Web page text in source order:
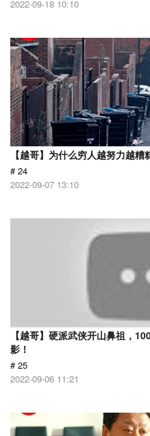
2022-09-18 10:10
【越哥】为什么穷人越努力越
# 24
2022-09-07 13:10
【越哥】硬派武侠开山鼻祖，
影！
# 25
2022-09-06 11:21